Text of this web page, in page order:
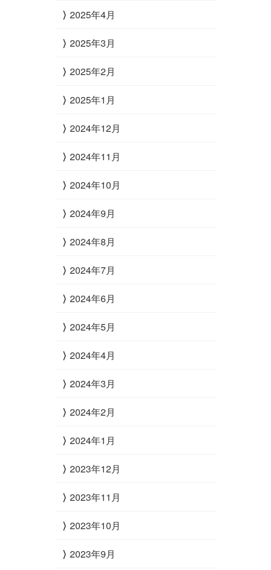
2025年4月
2025年3月
2025年2月
2025年1月
2024年12月
2024年11月
2024年10月
2024年9月
2024年8月
2024年7月
2024年6月
2024年5月
2024年4月
2024年3月
2024年2月
2024年1月
2023年12月
2023年11月
2023年10月
2023年9月